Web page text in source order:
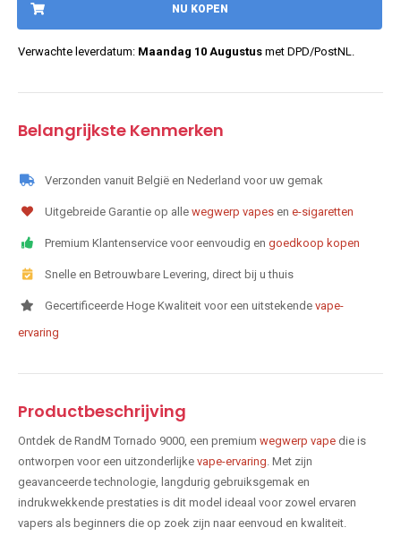
NU KOPEN
Verwachte leverdatum: Maandag 10 Augustus met DPD/PostNL.
Belangrijkste Kenmerken
Verzonden vanuit België en Nederland voor uw gemak
Uitgebreide Garantie op alle wegwerp vapes en e-sigaretten
Premium Klantenservice voor eenvoudig en goedkoop kopen
Snelle en Betrouwbare Levering, direct bij u thuis
Gecertificeerde Hoge Kwaliteit voor een uitstekende vape-
ervaring
Productbeschrijving
Ontdek de RandM Tornado 9000, een premium wegwerp vape die is
ontworpen voor een uitzonderlijke vape-ervaring . Met zijn
geavanceerde technologie, langdurig gebruiksgemak en
indrukwekkende prestaties is dit model ideaal voor zowel ervaren
vapers als beginners die op zoek zijn naar eenvoud en kwaliteit.